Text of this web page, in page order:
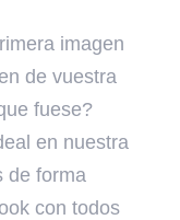
imagen
de vuestra
fuese?
en nuestra
de forma
con todos